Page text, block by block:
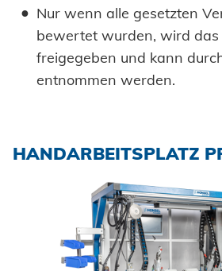
Nur wenn alle gesetzten
bewertet wurden, wird das
freigegeben und kann
entnommen werden.
HANDARBEITSPLATZ